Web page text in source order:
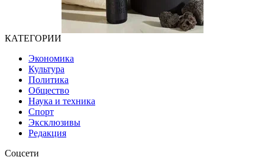
КАТЕГОРИИ
Экономика
Культура
Политика
Общество
Наука и техника
Спорт
Эксклюзивы
Редакция
Соцсети